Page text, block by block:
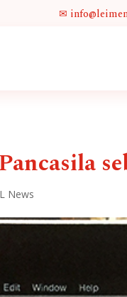
✉
News